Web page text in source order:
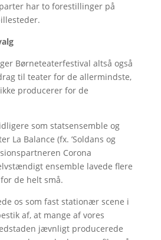
har to forestillinger på
Børneteaterfestival altså også
til teater for de allermindste,
producerer for de
som statsensemble og
La Balance (fx. ’Soldans og
Corona
ensemble lavede flere
de helt små.
os som fast stationær scene i
af, at mange af vores
jævnligt producerede